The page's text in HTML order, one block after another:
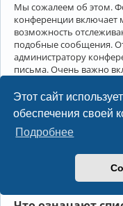
Этот сайт
обеспечения своей
Подробнее
Мы сожалеем об этом.
конференции включает
возможность
подобные сообщения.
администратору
письма. Очень важно
Администратор
меры.
Друзья и недруги